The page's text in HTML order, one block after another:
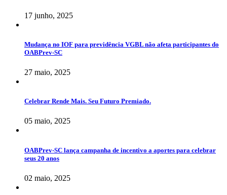
17 junho, 2025
Mudança no IOF para previdência VGBL não afeta participantes do
OABPrev-SC
27 maio, 2025
Celebrar Rende Mais. Seu Futuro Premiado.
05 maio, 2025
OABPrev-SC lança campanha de incentivo a aportes para celebrar
seus 20 anos
02 maio, 2025